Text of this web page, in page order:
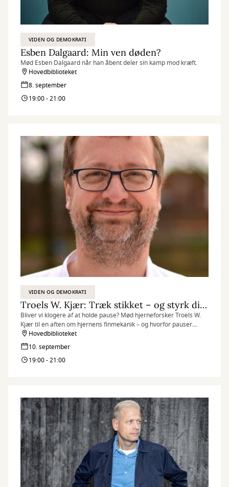
VIDEN OG DEMOKRATI
Esben Dalgaard: Min ven døden?
Mød Esben Dalgaard når han åbent deler sin kamp mod kræft.
Hovedbiblioteket
8. september
19:00 - 21:00
VIDEN OG DEMOKRATI
Troels W. Kjær: Træk stikket – og styrk din hjerne
Bliver vi klogere af at holde pause? Mød hjerneforsker Troels W.
Kjær til en aften om hjernens finmekanik – og hvorfor pauser
måske er det mest produktive, vi kan give os selv.
Hovedbiblioteket
10. september
19:00 - 21:00